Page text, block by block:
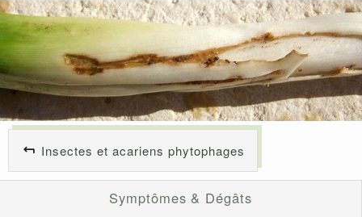
Insectes et acariens phytophages
Symptômes & Dégâts